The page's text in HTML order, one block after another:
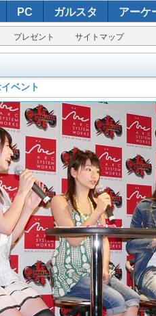
PC ガルスタ アーケ
プレゼント サイトマップ
ベント